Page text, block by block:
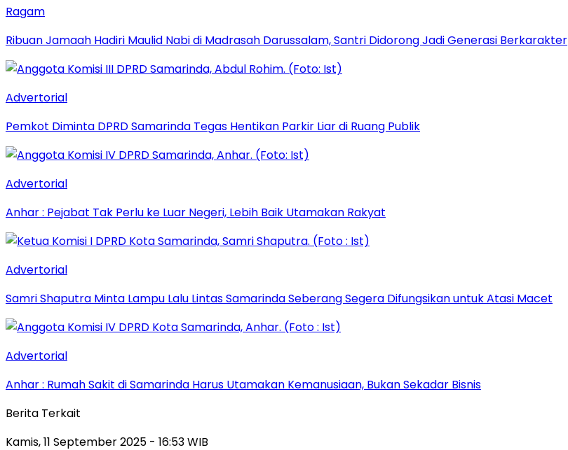
Ragam
Ribuan Jamaah Hadiri Maulid Nabi di Madrasah Darussalam, Santri Didorong Jadi Generasi Berkarakter
Advertorial
Pemkot Diminta DPRD Samarinda Tegas Hentikan Parkir Liar di Ruang Publik
Advertorial
Anhar : Pejabat Tak Perlu ke Luar Negeri, Lebih Baik Utamakan Rakyat
Advertorial
Samri Shaputra Minta Lampu Lalu Lintas Samarinda Seberang Segera Difungsikan untuk Atasi Macet
Advertorial
Anhar : Rumah Sakit di Samarinda Harus Utamakan Kemanusiaan, Bukan Sekadar Bisnis
Berita Terkait
Kamis, 11 September 2025 - 16:53 WIB